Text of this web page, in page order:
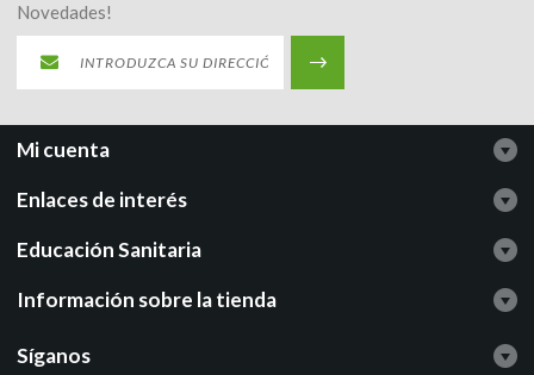
Novedades!
Mi cuenta
Enlaces de interés
Educación Sanitaria
Información sobre la tienda
Síganos